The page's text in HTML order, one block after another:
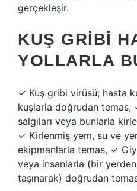
gerçekleşir.
KUŞ GRIBI
YOLLARLA
✓ Kuş gribi virüsü; hasta
kuşlarla doğrudan temas,
salgıları veya bunlarla
✓ Kirlenmiş yem, su ve
ekipmanlarla temas, ✓
veya insanlarla (bir
taşınarak) doğrudan